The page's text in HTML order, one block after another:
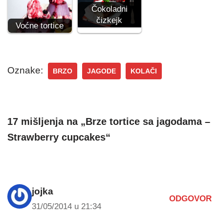
Voćne tortice
Čokoladni
čizkejk
Oznake: BRZO JAGODE KOLAČI
17 mišljenja na „Brze tortice sa jagodama –
Strawberry cupcakes“
jojka
31/05/2014 u 21:34
ODGOVOR